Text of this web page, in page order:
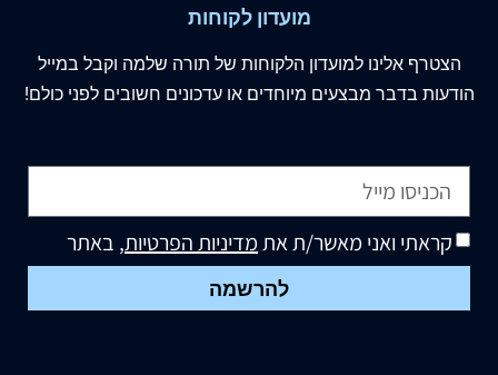
מועדון לקוחות
הצטרף אלינו למועדון הלקוחות של תורה שלמה וקבל במייל
הודעות בדבר מבצעים מיוחדים או עדכונים חשובים לפני כולם!
קראתי ואני מאשר/ת אתמדיניות הפרטיות, באתר
להרשמה